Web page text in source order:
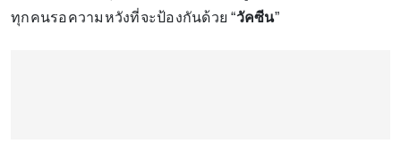
ทุกคนรอความหวังที่จะป้องกันด้วย “วัคซีน”